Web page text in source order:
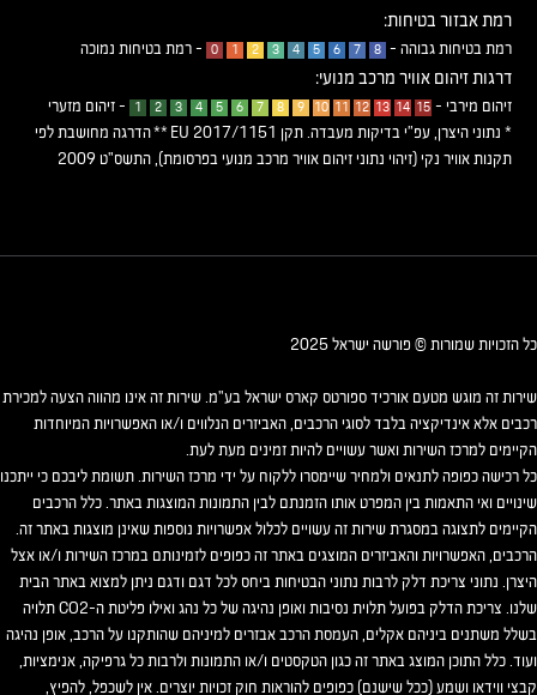
רמת אבזור בטיחות:
רמת בטיחות גבוהה - 8
7
6
5
4
3
2
1
0 - רמת בטיחות נמוכה
דרגות זיהום אוויר מרכב מנועי:
זיהום מירבי - 15
14
13
12
11
10
9
8
7
6
5
4
3
2
1 - זיהום מזערי
* נתוני היצרן, עפ”י בדיקות מעבדה. תקן EU 2017/1151 ** הדרגה מחושבת לפי
תקנות אוויר נקי (זיהוי נתוני זיהום אוויר מרכב מנועי בפרסומת), התשס"ט 2009
כל הזכויות שמורות © פורשה ישראל 2025
שירות זה מוגש מטעם אורכיד ספורטס קארס ישראל בע"מ. שירות זה אינו מהווה הצעה למכירת
רכבים אלא אינדיקציה בלבד לסוגי הרכבים, האביזרים הנלווים ו/או האפשרויות המיוחדות
הקיימים למרכז השירות ואשר עשויים להיות זמינים מעת לעת.
כל רכישה כפופה לתנאים ולמחיר שיימסרו ללקוח על ידי מרכז השירות. תשומת ליבכם כי ייתכנו
שינויים ואי התאמות בין המפרט אותו הזמנתם לבין התמונות המוצגות באתר. כלל הרכבים
הקיימים לתצוגה במסגרת שירות זה עשויים לכלול אפשרויות נוספות שאינן מוצגות באתר זה.
הרכבים, האפשרויות והאביזרים המוצגים באתר זה כפופים לזמינותם במרכז השירות ו/או אצל
היצרן. נתוני צריכת דלק לרבות נתוני הבטיחות ביחס לכל דגם ודגם ניתן למצוא באתר הבית
שלנו. צריכת הדלק בפועל תלוית נסיבות ואופן נהיגה של כל נהג ואילו פליטת ה-CO2 תלויה
בשלל משתנים ביניהם אקלים, העמסת הרכב אבזרים למיניהם שהותקנו על הרכב, אופן נהיגה
ועוד. כלל התוכן המוצג באתר זה כגון הטקסטים ו/או התמונות ולרבות כל גרפיקה, אנימציות,
קבצי ווידאו ושמע (ככל שישנם) כפופים להוראות חוק זכויות יוצרים. אין לשכפל, להפיץ,